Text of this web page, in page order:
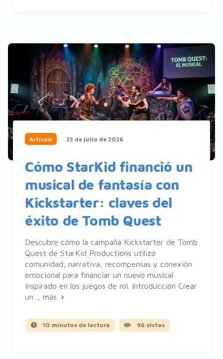
Artículo 23 de julio de 2026
Cómo StarKid financió un
musical de fantasía con
Kickstarter: claves del
éxito de Tomb Quest
Descubre cómo la campaña Kickstarter de Tomb
Quest de StarKid Productions utilizó
comunidad, narrativa, recompensas y conexión
emocional para financiar un nuevo musical
inspirado en los juegos de rol. Introducción Crear
un ... más
10 minutos de lectura 96 vistas